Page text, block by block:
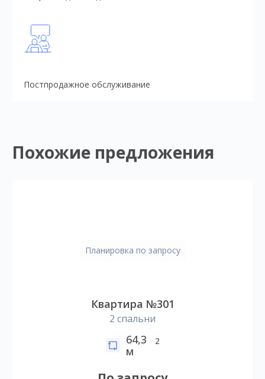
Постпродажное обслуживание
Похожие предложения
Планировка по запросу
Квартира №301
2 спальни
64,3
м
2